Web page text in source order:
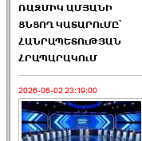
ՌԱԶՄԻԿ ԱՄՅԱՆԻ
ՑՆՑՈՂ ԿԱՏԱՐՈւՄԸ՝
ՀԱՆՐԱՊԵՏՈւԹՅԱՆ
ՀՐԱՊԱՐԱԿՈւՄ
2026-06-02 23:19:00